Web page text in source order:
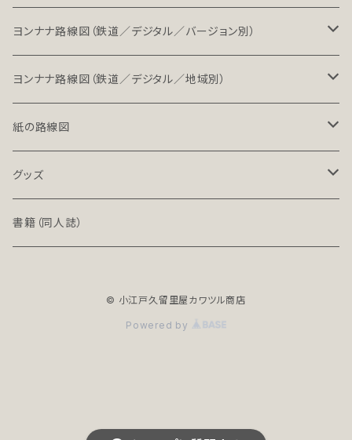
ヨンナナ路線図（鉄道／デジタル／バージョン別）
LT（ライト）
LT-NC（ライト／ノンクレジット版）
PRO（プロ）
PRO-NC（プロ／ノンクレジット版）
ヨンナナ路線図（鉄道／デジタル／地域別）
北海道・東北地方の鉄道（デジタル）
関東地方の鉄道（デジタル）
中部地方の鉄道（デジタル）
紙の路線図
鉄道路線図
高速道路案内図
グッズ
文具（クリアファイル）
書籍（同人誌）
© 小江戸久留里屋カワツル商店
Powered by